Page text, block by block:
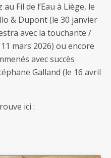
Fil de l’Eau à Liège, le
& Dupont (le 30 janvier
avec la touchante /
mars 2026) ou encore
avec succès
Galland (le 16 avril
ici :